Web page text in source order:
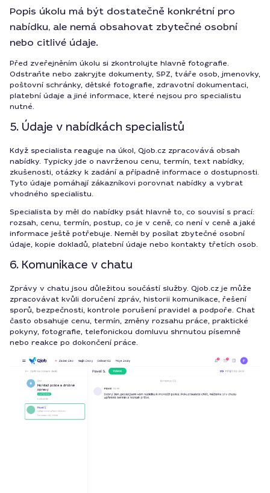
Popis úkolu má být dostatečně konkrétní pro
nabídku, ale nemá obsahovat zbytečné osobní
nebo citlivé údaje.
Před zveřejněním úkolu si zkontrolujte hlavně fotografie.
Odstraňte nebo zakryjte dokumenty, SPZ, tváře osob, jmenovky,
poštovní schránky, dětské fotografie, zdravotní dokumentaci,
platební údaje a jiné informace, které nejsou pro specialistu
nutné.
5. Údaje v nabídkách specialistů
Když specialista reaguje na úkol, Qjob.cz zpracovává obsah
nabídky. Typicky jde o navrženou cenu, termín, text nabídky,
zkušenosti, otázky k zadání a případně informace o dostupnosti.
Tyto údaje pomáhají zákazníkovi porovnat nabídky a vybrat
vhodného specialistu.
Specialista by měl do nabídky psát hlavně to, co souvisí s prací:
rozsah, cenu, termín, postup, co je v ceně, co není v ceně a jaké
informace ještě potřebuje. Neměl by posílat zbytečné osobní
údaje, kopie dokladů, platební údaje nebo kontakty třetích osob.
6. Komunikace v chatu
Zprávy v chatu jsou důležitou součástí služby. Qjob.cz je může
zpracovávat kvůli doručení zpráv, historii komunikace, řešení
sporů, bezpečnosti, kontrole porušení pravidel a podpoře. Chat
často obsahuje cenu, termín, změny rozsahu práce, praktické
pokyny, fotografie, telefonickou domluvu shrnutou písemně
nebo reakce po dokončení práce.